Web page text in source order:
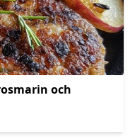
och